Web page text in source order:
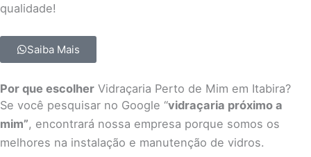
qualidade!
Saiba Mais
Por que escolher Vidraçaria Perto de Mim em Itabira?
Se você pesquisar no Google “vidraçaria próximo a
mim”, encontrará nossa empresa porque somos os
melhores na instalação e manutenção de vidros.